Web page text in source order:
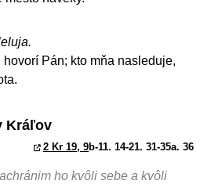
Pán; kto mňa nasleduje,
Kráľov
2 Kr 19, 9b-11. 14-21. 31-35a. 36
ho kvôli sebe a kvôli